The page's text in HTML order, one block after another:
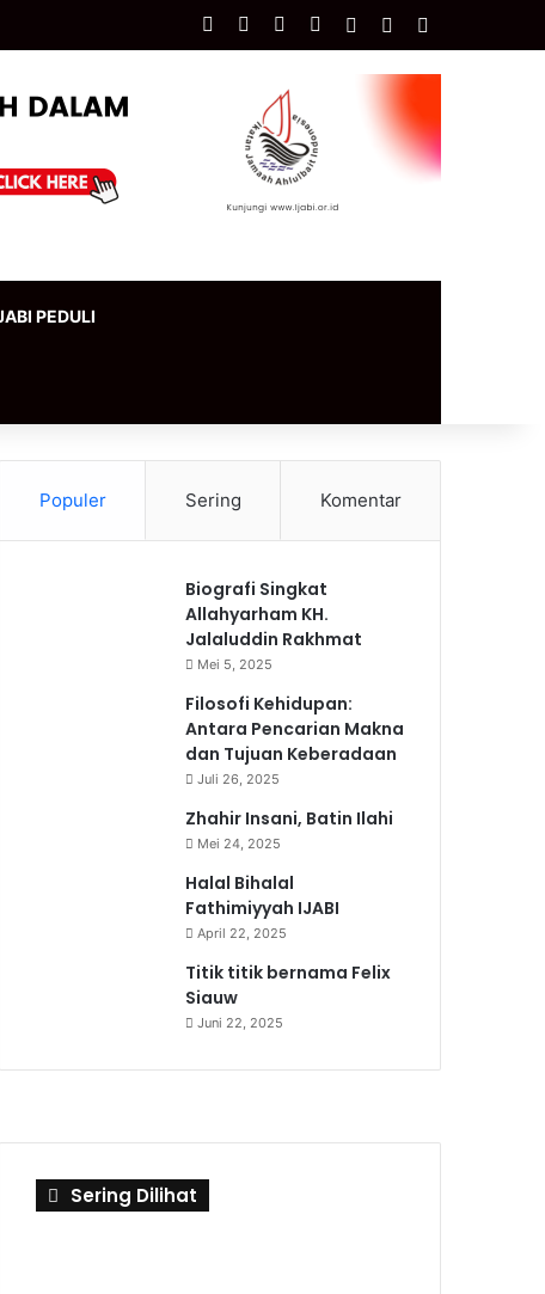
Facebook YouTubeInstagram
Log InArtikel Acak
PEDULI
Populer Sering Komentar
Biografi Singkat
Allahyarham KH.
Jalaluddin Rakhmat
Mei 5, 2025
Filosofi Kehidupan:
Antara Pencarian Makna
dan Tujuan Keberadaan
Juli 26, 2025
Zhahir Insani, Batin Ilahi
Mei 24, 2025
Halal Bihalal
Fathimiyyah IJABI
April 22, 2025
Titik titik bernama Felix
Siauw
Juni 22, 2025
Sering Dilihat